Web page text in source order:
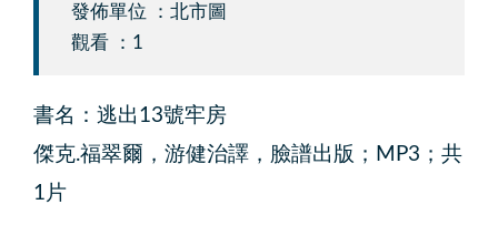
發佈單位 ：北市圖
觀看 ：1
書名：逃出13號牢房
傑克.福翠爾，游健治譯，臉譜出版；MP3；共
1片